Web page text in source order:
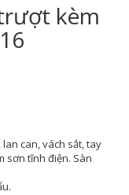
kèm
can, vách sắt, tay
sơn tĩnh điện. Sàn